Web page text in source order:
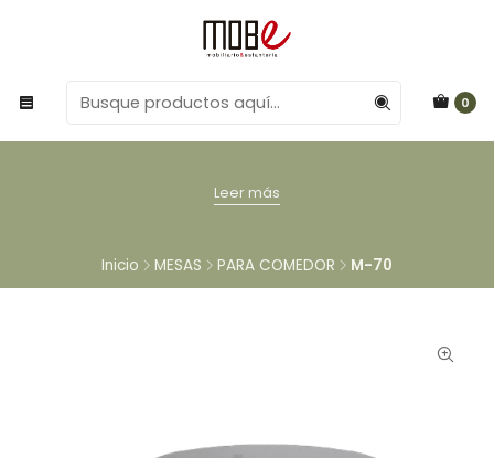
0
Leer más
Inicio MESAS PARA COMEDOR M-70